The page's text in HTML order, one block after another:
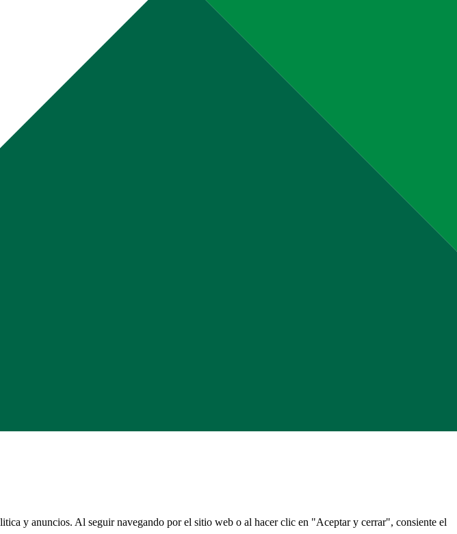
y anuncios. Al seguir navegando por el sitio web o al hacer clic en "Aceptar y cerrar", consiente el